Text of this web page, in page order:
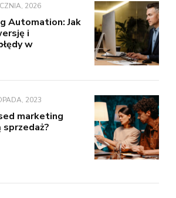
2026
Automation: Jak
i
w
2023
marketing